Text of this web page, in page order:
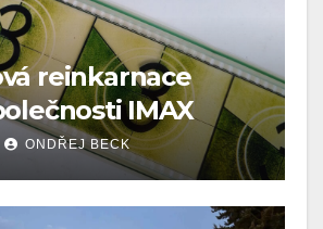
reinkarnace
IMAX
ONDŘEJ BECK